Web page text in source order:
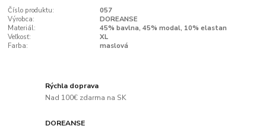
Číslo produktu:
057
Výrobca:
DOREANSE
Materiál:
45% bavlna, 45% modal, 10% elastan
Veľkosť:
XL
Farba:
maslová
Rýchla doprava
Nad 100€ zdarma na SK
DOREANSE